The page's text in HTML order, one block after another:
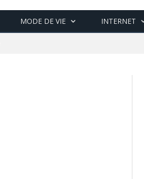
MODE DE VIE INTERNET